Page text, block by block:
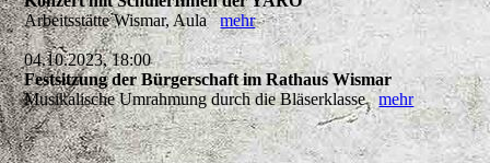
Arbeitsstätte Wismar, Aulamehr
04.10.2023, 18:00
Festsitzung der Bürgerschaft im Rathaus Wismar
Musikalische Umrahmung durch die Bläserklassemehr